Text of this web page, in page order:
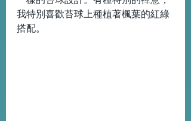
我特別喜歡苔球上種植著楓葉的紅綠
搭配。